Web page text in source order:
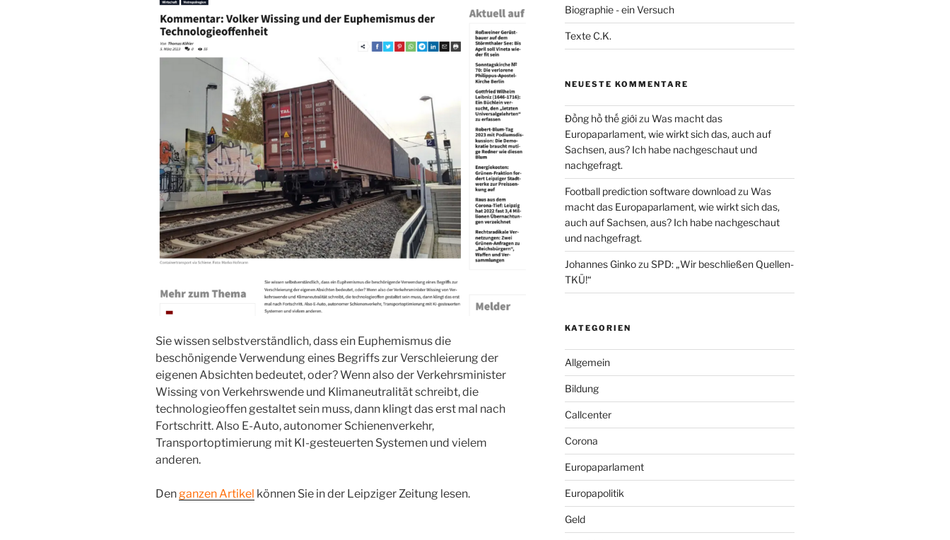
Sie wissen selbstverständlich, dass ein Euphemismus die
beschönigende Verwendung eines Begriffs zur Verschleierung der
eigenen Absichten bedeutet, oder? Wenn also der Verkehrsminister
Wissing von Verkehrswende und Klimaneutralität schreibt, die
technologieoffen gestaltet sein muss, dann klingt das erst mal nach
Fortschritt. Also E-Auto, autonomer Schienenverkehr,
Transportoptimierung mit KI-gesteuerten Systemen und vielem
anderen.
Denganzen Artikel können Sie in der Leipziger Zeitung lesen.
Biographie - ein Versuch
Texte C.K.
NEUESTE KOMMENTARE
Đồng hồ thế giớizu Was macht das
Europaparlament, wie wirkt sich das, auch auf
Sachsen, aus? Ich habe nachgeschaut und
nachgefragt.
Football prediction software downloadzu Was
macht das Europaparlament, wie wirkt sich das,
auch auf Sachsen, aus? Ich habe nachgeschaut
und nachgefragt.
Johannes Ginkozu SPD: „Wir beschließen Quellen-
TKÜ!“
KATEGORIEN
Allgemein
Bildung
Callcenter
Corona
Europaparlament
Europapolitik
Geld